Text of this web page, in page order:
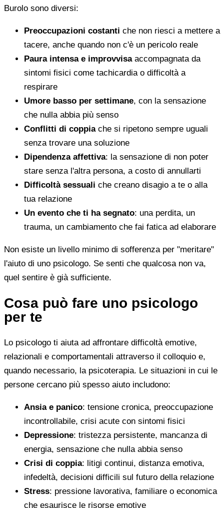
Burolo sono diversi:
Preoccupazioni costanti che non riesci a mettere a
tacere, anche quando non c'è un pericolo reale
Paura intensa e improvvisaaccompagnata da
sintomi fisici come tachicardia o difficoltà a
respirare
Umore basso per settimane, con la sensazione
che nulla abbia più senso
Conflitti di coppiache si ripetono sempre uguali
senza trovare una soluzione
Dipendenza affettiva: la sensazione di non poter
stare senza l'altra persona, a costo di annullarti
Difficoltà sessuali che creano disagio a te o alla
tua relazione
Un evento che ti ha segnato: una perdita, un
trauma, un cambiamento che fai fatica ad elaborare
Non esiste un livello minimo di sofferenza per "meritare"
l'aiuto di uno psicologo. Se senti che qualcosa non va,
quel sentire è già sufficiente.
Cosa può fare uno psicologo
per te
Lo psicologo ti aiuta ad affrontare difficoltà emotive,
relazionali e comportamentali attraverso il colloquio e,
quando necessario, la psicoterapia. Le situazioni in cui le
persone cercano più spesso aiuto includono:
Ansia e panico: tensione cronica, preoccupazione
incontrollabile, crisi acute con sintomi fisici
Depressione: tristezza persistente, mancanza di
energia, sensazione che nulla abbia senso
Crisi di coppia: litigi continui, distanza emotiva,
infedeltà, decisioni difficili sul futuro della relazione
Stress: pressione lavorativa, familiare o economica
che esaurisce le risorse emotive